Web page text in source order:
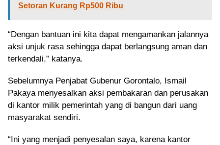
Setoran Kurang Rp500 Ribu
“Dengan bantuan ini kita dapat mengamankan jalannya
aksi unjuk rasa sehingga dapat berlangsung aman dan
terkendali,” katanya.
Sebelumnya Penjabat Gubenur Gorontalo, Ismail
Pakaya menyesalkan aksi pembakaran dan perusakan
di kantor milik pemerintah yang di bangun dari uang
masyarakat sendiri.
“Ini yang menjadi penyesalan saya, karena kantor